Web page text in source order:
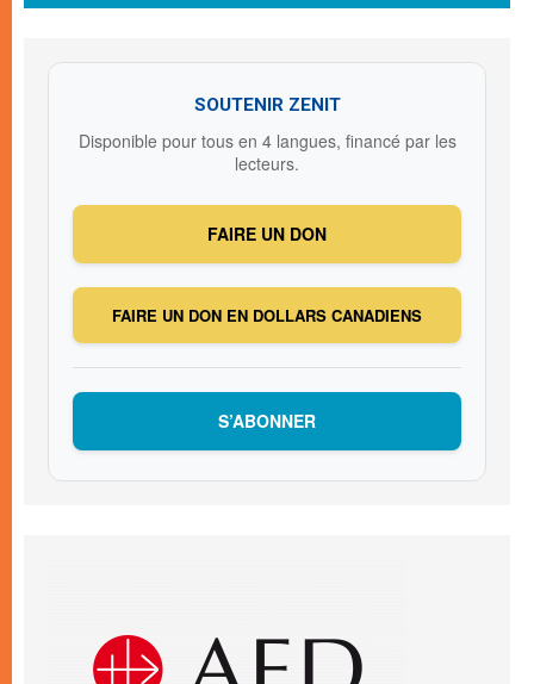
SOUTENIR ZENIT
Disponible pour tous en 4 langues, financé par les
lecteurs.
FAIRE UN DON
FAIRE UN DON EN DOLLARS CANADIENS
S’ABONNER